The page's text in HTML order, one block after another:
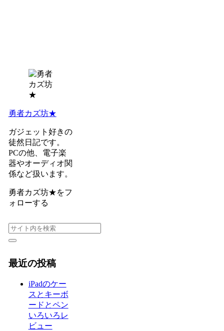
勇者カズ坊★
ガジェット好きの
徒然日記です。
PCの他、電子楽
器やオーディオ関
係など扱います。
勇者カズ坊★をフ
ォローする
最近の投稿
iPadのケー
スとキーボ
ードとペン
いろいろレ
ビュー